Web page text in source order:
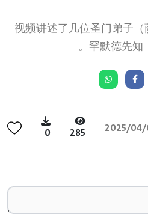
视频讲述了几位圣门弟子
罕默德先知
2025/
285
0